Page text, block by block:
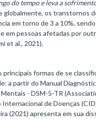
do tempo e leva a
globalmente, os transtornos
em torno de 3 a 10%, sendo
em pessoas afetadas por
et al., 2021).
principais formas de se
a partir do Manual
- DSM-5-TR
Internacional de Doenças
(2021) apresenta em sua